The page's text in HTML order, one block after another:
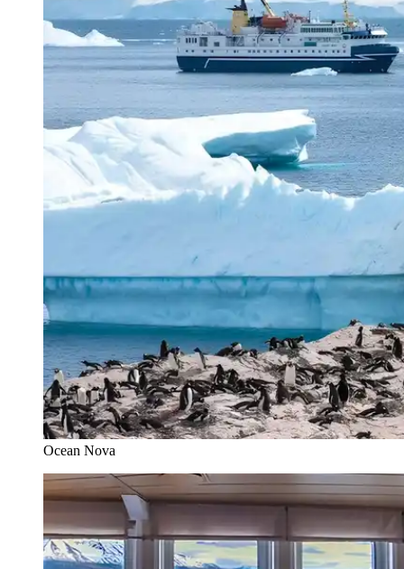
Ocean Nova